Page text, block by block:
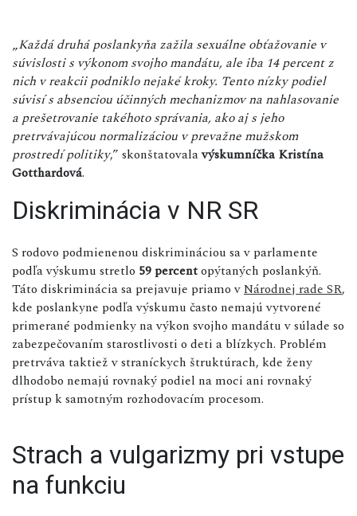
„Každá druhá poslankyňa zažila sexuálne obťažovanie v
súvislosti s výkonom svojho mandátu, ale iba 14 percent z
nich v reakcii podniklo nejaké kroky. Tento nízky podiel
súvisí s absenciou účinných mechanizmov na nahlasovanie
a prešetrovanie takéhoto správania, ako aj s jeho
pretrvávajúcou normalizáciou v prevažne mužskom
prostredí politiky,” skonštatovalavýskumníčka Kristína
Gotthardová.
Diskriminácia v NR SR
S rodovo podmienenou diskrimináciou sa v parlamente
podľa výskumu stretlo 59 percentopýtaných poslankýň.
Táto diskriminácia sa prejavuje priamo vNárodnej rade SR,
kde poslankyne podľa výskumu často nemajú vytvorené
primerané podmienky na výkon svojho mandátu v súlade so
zabezpečovaním starostlivosti o deti a blízkych. Problém
pretrváva taktiež v straníckych štruktúrach, kde ženy
dlhodobo nemajú rovnaký podiel na moci ani rovnaký
prístup k samotným rozhodovacím procesom.
Strach a vulgarizmy pri vstupe
na funkciu